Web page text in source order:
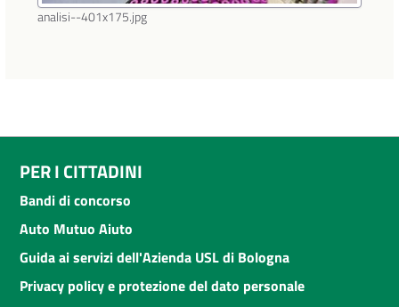
analisi--401x175.jpg
PER I CITTADINI
Bandi di concorso
Auto Mutuo Aiuto
Guida ai servizi dell'Azienda USL di Bologna
Privacy policy e protezione del dato personale